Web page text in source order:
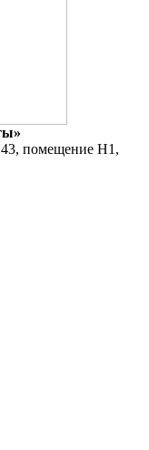
43, помещение Н1,